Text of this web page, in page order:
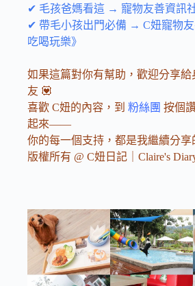
✔ 毛孩爸媽看這 → 寵物友善資訊
✔ 帶毛小孩出門必備 → C妞寵物
吃喝玩樂》
如果這篇對你有幫助，歡迎分享給
友 💟
喜歡 C妞的內容，到 粉絲團 按個
起來——
你的每一個支持，都是我繼續分享
版權所有 @ C妞日記｜Claire's